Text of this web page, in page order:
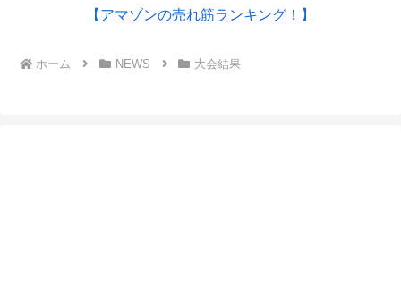
【アマゾンの売れ筋ランキング！】
ホーム NEWS 大会結果